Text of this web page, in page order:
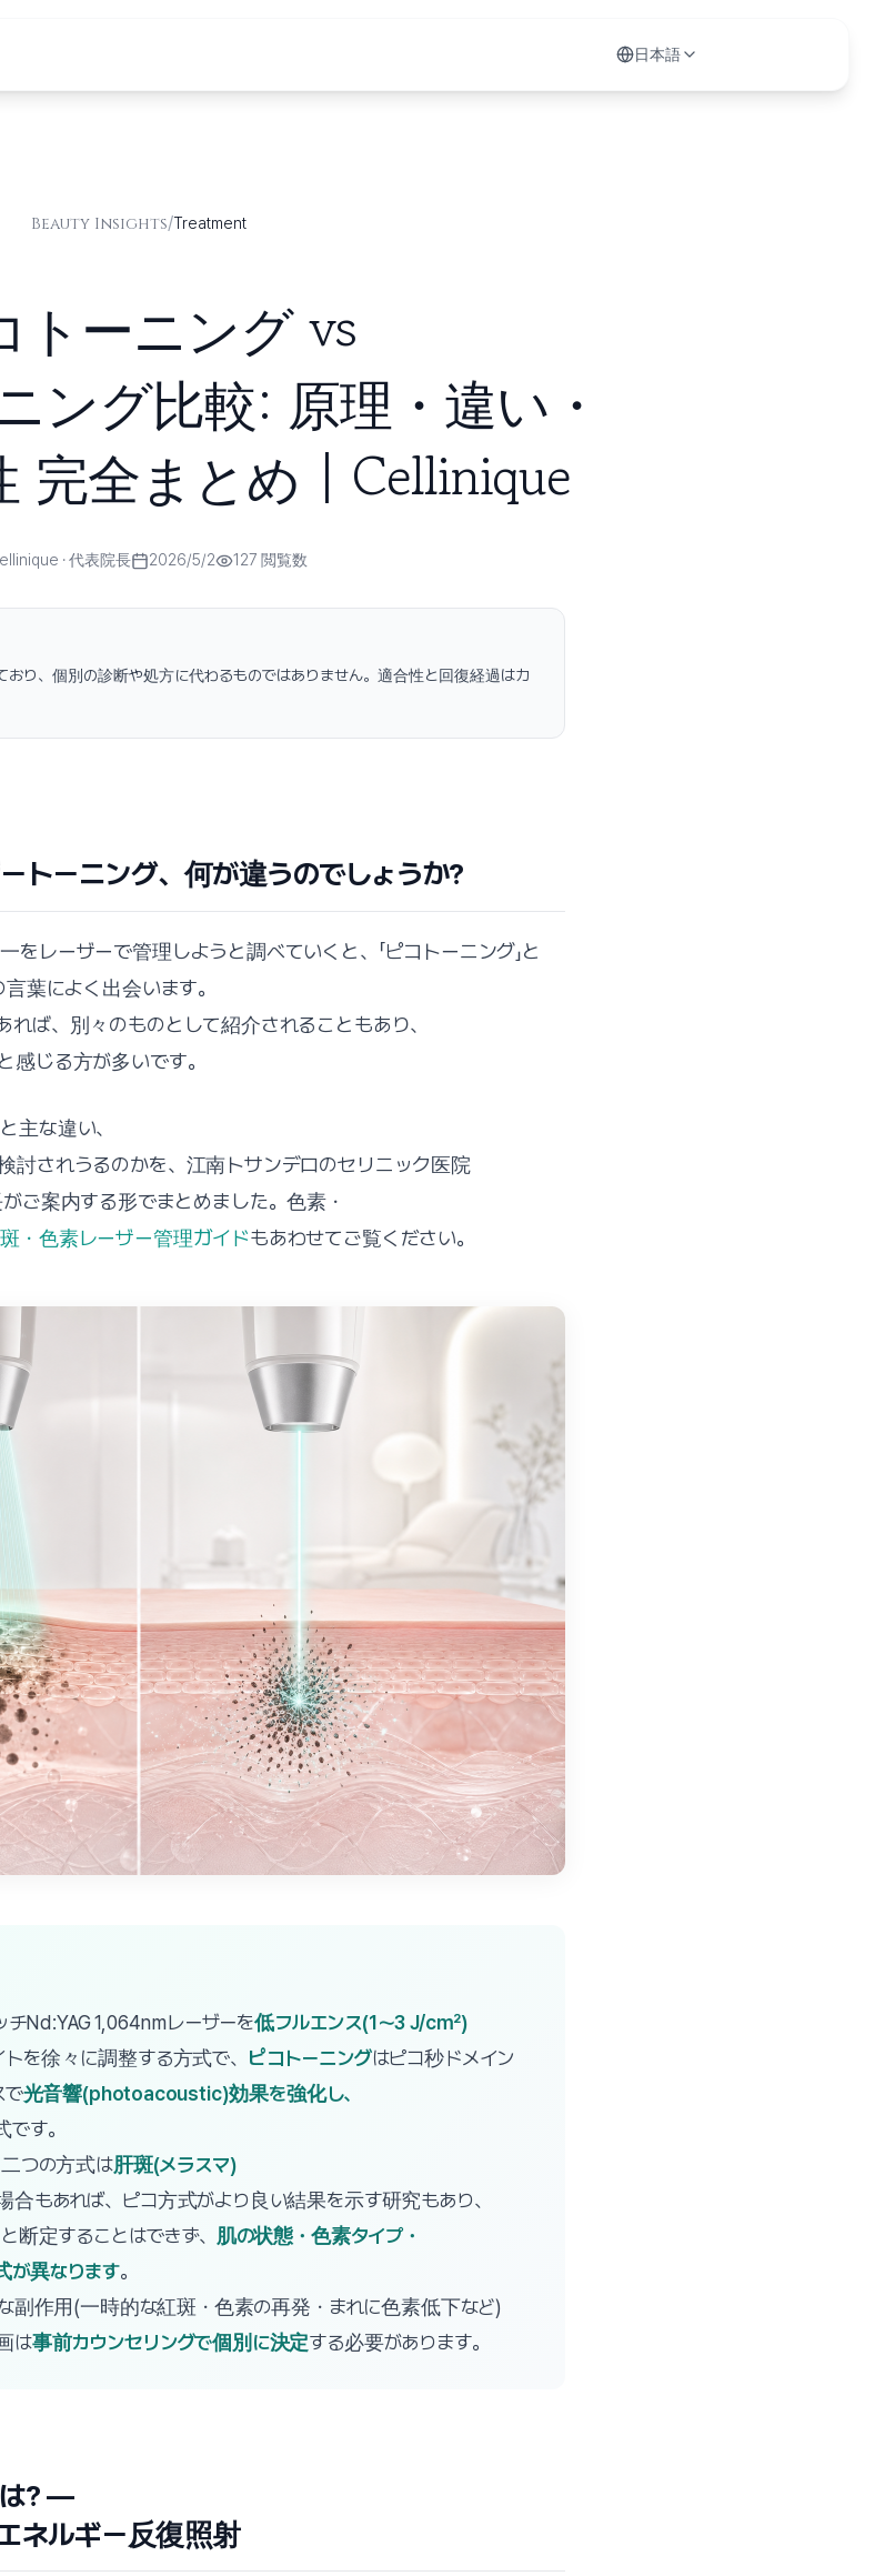
日本語
Beauty Insights/Treatment
トーニング vs
ング比較: 原理・違い・
完全まとめ | Cellinique
· 代表院長 2026/5/2 127 閲覧数
り、個別の診断や処方に代わるものではありません。適合性と回復経過はカ
トーニング、何が違うのでしょうか?
レーザーで管理しようと調べていくと、「ピコトーニング」と
言葉によく出会います。
れば、別々のものとして紹介されることもあり、
感じる方が多いです。
主な違い、
討されうるのかを、江南トサンデロのセリニック医院
ご案内する形でまとめました。色素・
・色素レーザー管理ガイドもあわせてご覧ください。
チNd:YAG 1,064nmレーザーを低フルエンス(1〜3 J/cm²)
を徐々に調整する方式で、 ピコトーニングはピコ秒ドメイン
で光音響(photoacoustic)効果を強化し、
す。
つの方式は肝斑(メラスマ)
合もあれば、ピコ方式がより良い結果を示す研究もあり、
断定することはできず、 肌の状態・色素タイプ・
が異なります。
副作用(一時的な紅斑・色素の再発・まれに色素低下など)
は事前カウンセリングで個別に決定する必要があります。
は? —
ネルギー反復照射